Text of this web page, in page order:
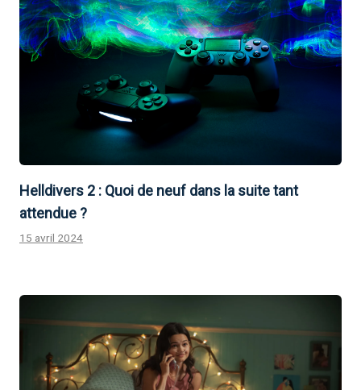
Helldivers 2 : Quoi de neuf dans la suite tant
attendue ?
15 avril 2024